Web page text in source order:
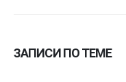
ЗАПИСИ ПО ТЕМЕ